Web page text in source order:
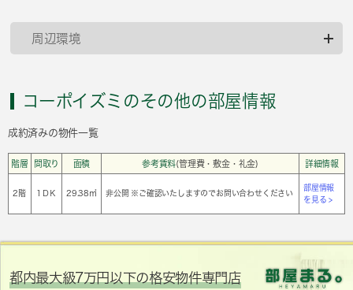
周辺環境
コーポイズミのその他の部屋情報
成約済みの物件一覧
階層 間取り 面積 参考賃料(管理費・敷金・礼金) 詳細情報
2階 1ＤＫ 29.38㎡ 非公開 ※ご確認いたしますのでお問い合わせください
部屋情報
を見る >
都内最大級7万円以下の格安物件専門店